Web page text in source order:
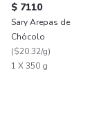
$ 7110
Sary Arepas de
Chócolo
($20.32/g)
1 X 350 g